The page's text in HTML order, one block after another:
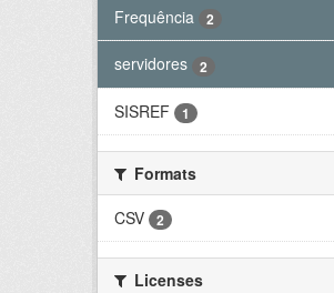
Frequência
2
servidores 2
SISREF 1
Formats
CSV
2
Licenses